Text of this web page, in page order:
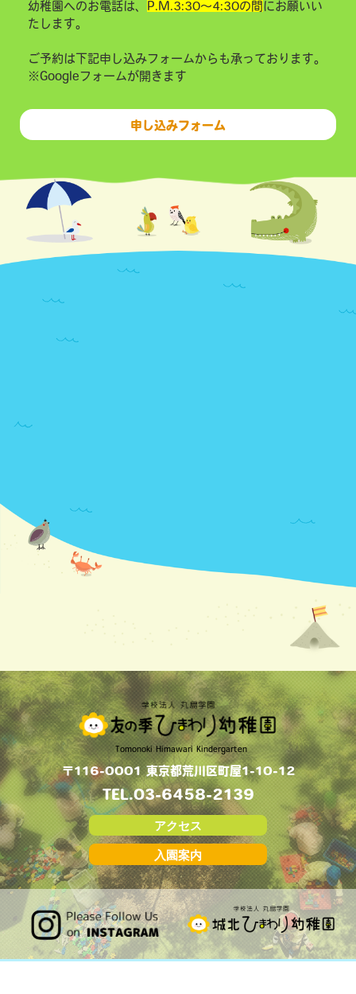
幼稚園へのお電話は、 P.M.3:30～4:30の間にお願いい
たします。
ご予約は下記申し込みフォームからも承っております。
※Googleフォームが開きます
申し込みフォーム
Tomonoki Himawari Kindergarten
〒116-0001 東京都荒川区町屋1-10-12
TEL.03-6458-2139
アクセス
入園案内